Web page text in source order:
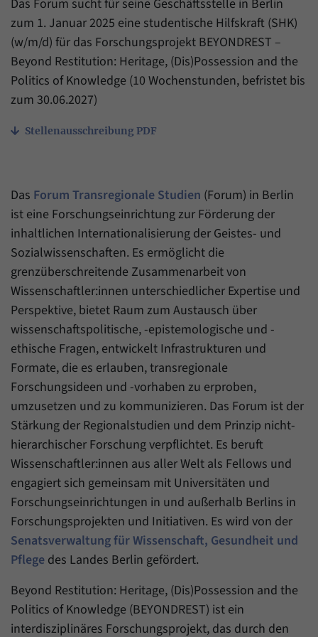
Das Forum sucht für seine Geschäftsstelle in Berlin
zum 1. Januar 2025 eine studentische Hilfskraft (SHK)
(w/m/d) für das Forschungsprojekt BEYONDREST –
Beyond Restitution: Heritage, (Dis)Possession and the
Politics of Knowledge (10 Wochenstunden, befristet bis
zum 30.06.2027)
Stellenausschreibung PDF
Das Forum Transregionale Studien (Forum) in Berlin
ist eine Forschungseinrichtung zur Förderung der
inhaltlichen Internationalisierung der Geistes- und
Sozialwissenschaften. Es ermöglicht die
grenzüberschreitende Zusammenarbeit von
Wissenschaftler:innen unterschiedlicher Expertise und
Perspektive, bietet Raum zum Austausch über
wissenschaftspolitische, -epistemologische und -
ethische Fragen, entwickelt Infrastrukturen und
Formate, die es erlauben, transregionale
Forschungsideen und -vorhaben zu erproben,
umzusetzen und zu kommunizieren. Das Forum ist der
Stärkung der Regionalstudien und dem Prinzip nicht-
hierarchischer Forschung verpflichtet. Es beruft
Wissenschaftler:innen aus aller Welt als Fellows und
engagiert sich gemeinsam mit Universitäten und
Forschungseinrichtungen in und außerhalb Berlins in
Forschungsprojekten und Initiativen. Es wird von der
Senatsverwaltung für Wissenschaft, Gesundheit und
Pflege des Landes Berlin gefördert.
Beyond Restitution: Heritage, (Dis)Possession and the
Politics of Knowledge (BEYONDREST) ist ein
interdisziplinäres Forschungsprojekt, das durch den
Zweck
generierte ID, für die historische Speicherung
Ihrer vorgenommen Einstellungen, falls der
Webseiten-Betreiber dies eingestellt hat.
Name _pk_ref
Anbieter Matomo
Laufzeit 6 Monate
welcher Internetseite oder Suchmaschine
Name _pk_ses
Anbieter Matomo
Laufzeit 30 Minuten
Zweck
Mit diesem Cookie können wir für kurze Zeit
Daten über den aktuellen Aufenthalt von
Besuchern auf unserer Internetseite
speichern.